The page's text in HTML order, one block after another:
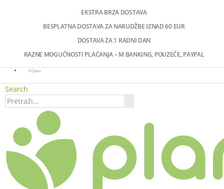
EKSTRA BRZA DOSTAVA
BESPLATNA DOSTAVA ZA NARUDŽBE IZNAD 60 EUR
DOSTAVA ZA 1 RADNI DAN
RAZNE MOGUĆNOSTI PLAĆANJA – M BANKING, POUZEĆE, PAYPAL
Prijava
Search